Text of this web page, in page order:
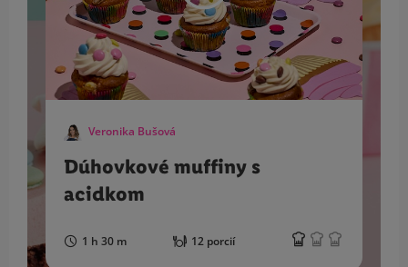
Veronika Bušová
Dúhovkové muffiny s
acidkom
1 h 30 m 12 porcií